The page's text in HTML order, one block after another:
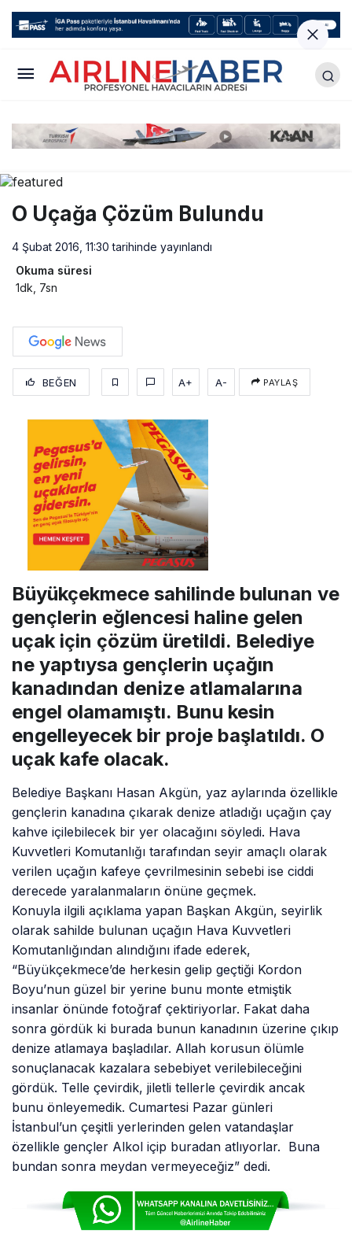
O Uçağa Çözüm Bulundu
4 Şubat 2016, 11:30 tarihinde yayınlandı
Okuma süresi
1dk, 7sn
BEĞEN A+ A- PAYLAŞ
Büyükçekmece sahilinde bulunan ve
gençlerin eğlencesi haline gelen
uçak için çözüm üretildi. Belediye
ne yaptıysa gençlerin uçağın
kanadından denize atlamalarına
engel olamamıştı. Bunu kesin
engelleyecek bir proje başlatıldı. O
uçak kafe olacak.
Belediye Başkanı Hasan Akgün, yaz aylarında özellikle
gençlerin kanadına çıkarak denize atladığı uçağın çay
kahve içilebilecek bir yer olacağını söyledi. Hava
Kuvvetleri Komutanlığı tarafından seyir amaçlı olarak
verilen uçağın kafeye çevrilmesinin sebebi ise ciddi
derecede yaralanmaların önüne geçmek.
Konuyla ilgili açıklama yapan Başkan Akgün, seyirlik
olarak sahilde bulunan uçağın Hava Kuvvetleri
Komutanlığından alındığını ifade ederek,
“Büyükçekmece’de herkesin gelip geçtiği Kordon
Boyu’nun güzel bir yerine bunu monte etmiştik
insanlar önünde fotoğraf çektiriyorlar. Fakat daha
sonra gördük ki burada bunun kanadının üzerine çıkıp
denize atlamaya başladılar. Allah korusun ölümle
sonuçlanacak kazalara sebebiyet verilebileceğini
gördük. Telle çevirdik, jiletli tellerle çevirdik ancak
bunu önleyemedik. Cumartesi Pazar günleri
İstanbul’un çeşitli yerlerinden gelen vatandaşlar
özellikle gençler Alkol içip buradan atlıyorlar. Buna
bundan sonra meydan vermeyeceğiz” dedi.